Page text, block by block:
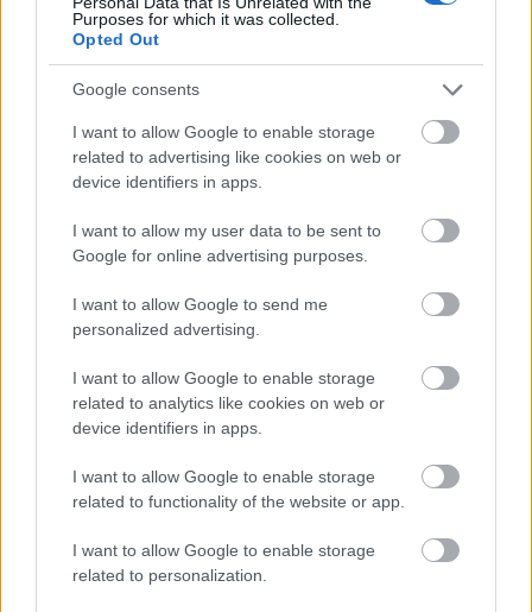
Purposes for which it was collected.
Opted Out
Google consents
I want to allow Google to enable storage
related to advertising like cookies on web or
device identifiers in apps.
I want to allow my user data to be sent to
Google for online advertising purposes.
I want to allow Google to send me
personalized advertising.
I want to allow Google to enable storage
related to analytics like cookies on web or
device identifiers in apps.
I want to allow Google to enable storage
related to functionality of the website or app.
I want to allow Google to enable storage
related to personalization.
TikTok nap - PIKO DeTomaso
Mangusta
ToyaHSW•2024. augusztus 17.
bemutatni nektek a TikTok csatorna kínálatából. A
TikTok csatornán sok ilyen és ehhez hasonló
napon a 80-as évek gyerekeinek egyik álomautóját a
PIKO DeTomaso Mangusta távirányítós változatát